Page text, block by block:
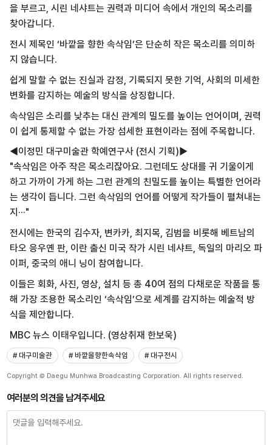
을 부르고, 시린 네샤트는 권력과 미디어 속에서 개인의 목소리를
찾아갑니다.
전시 제목인 ‘바깥을 향한 속삭임’은 단순히 작은 목소리를 의미하
지 않습니다.
쉽게 말할 수 없는 진실과 감정, 기록되지 못한 기억, 사회의 미세한
변화를 감지하는 예술의 방식을 상징합니다.
속삭임은 소리를 낮추는 대신 관계의 밀도를 높이는 언어이며, 권력
이 쉽게 통제할 수 없는 가장 섬세한 표현이라는 점에 주목합니다.
◀이정민 대구미술관 학예연구사 (전시 기획)▶
"속삭임은 아주 작은 목소리잖아요. 그런데도 상대를 귀 기울이게
하고 가까이 가게 하는 그런 관계의 친밀도를 높이는 특별한 언어라
는 생각이 듭니다. 그런 속삭임의 언어를 어떻게 작가들이 펼쳐내는
지···"
전시에는 한국의 김수자, 변카카, 최지목, 김범을 비롯해 베트남의
타오 응우옌 판, 이란 출신 미국 작가 시린 네샤트, 독일의 마리오 파
이퍼, 중국의 애니 닝이 참여합니다.
이들은 회화, 사진, 영상, 설치 등 총 40여 점의 다채로운 작품을 통
해 가장 조용한 목소리인 ‘속삭임’으로 세계를 감지하는 예술적 방
식을 제안합니다.
MBC 뉴스 이태우입니다. (영상취재 한보욱)
# 대구미술관 # 바깥을향한속삭임 # 대구전시
Copyright © Daegu Munhwa Broadcasting Corporation. All rights reserved.
여러분의 의견을 남겨주세요